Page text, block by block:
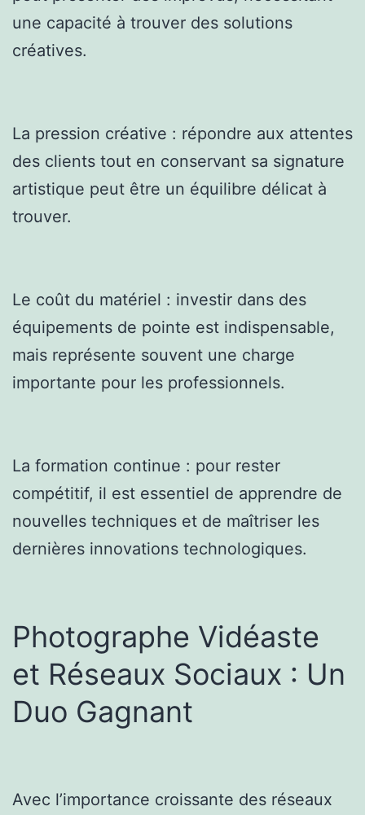
une capacité à trouver des solutions
créatives.
La pression créative : répondre aux attentes
des clients tout en conservant sa signature
artistique peut être un équilibre délicat à
trouver.
Le coût du matériel : investir dans des
équipements de pointe est indispensable,
mais représente souvent une charge
importante pour les professionnels.
La formation continue : pour rester
compétitif, il est essentiel de apprendre de
nouvelles techniques et de maîtriser les
dernières innovations technologiques.
Photographe Vidéaste
et Réseaux Sociaux : Un
Duo Gagnant
Avec l’importance croissante des réseaux